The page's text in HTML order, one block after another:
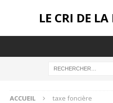
LE CRI DE
ACCUEIL taxe foncière